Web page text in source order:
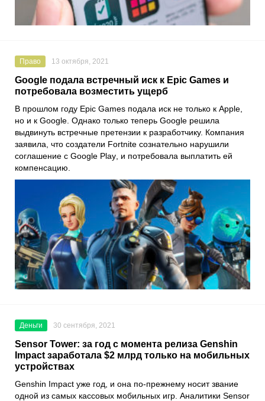
Право 13 октября, 2021
Google подала встречный иск к Epic Games и
потребовала возместить ущерб
В прошлом году Epic Games подала иск не только к Apple
но и к Google. Однако только теперь Google решила
выдвинуть встречные претензии к разработчику. Компания
заявила, что создатели Fortnite сознательно нарушили
соглашение с Google Play , и потребовала выплатить ей
компенсацию.
Деньги 30 сентября, 2021
Sensor Tower: за год с момента релиза Genshin
Impact заработала $2 млрд только на мобильных
устройствах
Genshin Impact уже год, и она по-прежнему носит звание
одной из самых кассовых мобильных игр. Аналитики Sensor